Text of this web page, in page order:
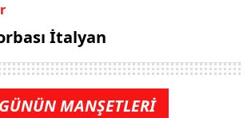
İtalyan
GÜNÜN MANŞETLERİ